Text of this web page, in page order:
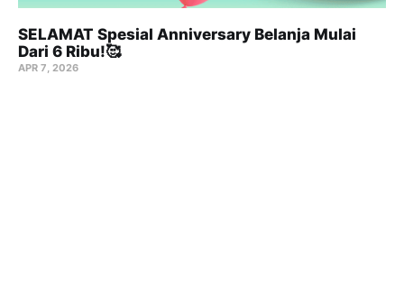
SELAMAT Spesial Anniversary Belanja Mulai
Dari 6 Ribu!🥰
APR 7, 2026